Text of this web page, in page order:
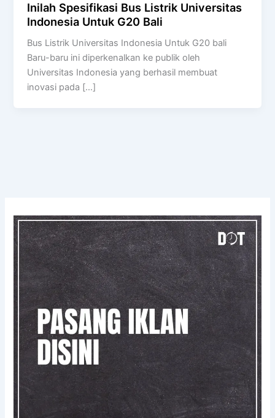
Inilah Spesifikasi Bus Listrik Universitas
Indonesia Untuk G20 Bali
Bus Listrik Universitas Indonesia Untuk G20 bali
Baru-baru ini diperkenalkan ke publik oleh
Universitas Indonesia yang berhasil membuat
inovasi pada […]